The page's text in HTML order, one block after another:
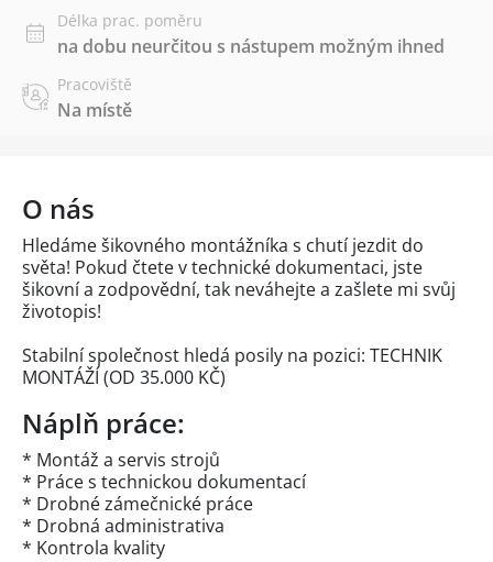
Délka prac. poměru
na dobu neurčitou s nástupem možným ihned
Pracoviště
Na místě
O nás
Hledáme šikovného montážníka s chutí jezdit do
světa! Pokud čtete v technické dokumentaci, jste
šikovní a zodpovědní, tak neváhejte a zašlete mi svůj
životopis!
Stabilní společnost hledá posily na pozici: TECHNIK
MONTÁŽÍ (OD 35.000 KČ)
Náplň práce:
* Montáž a servis strojů
* Práce s technickou dokumentací
* Drobné zámečnické práce
* Drobná administrativa
* Kontrola kvality